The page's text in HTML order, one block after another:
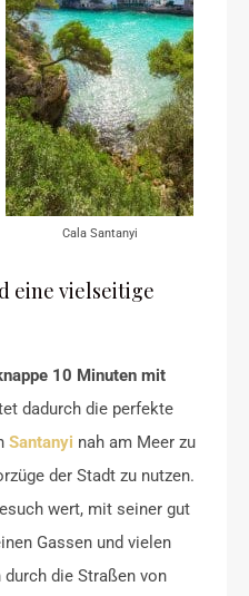
Cala Santanyi
eine vielseitige
10 Minuten mit
dadurch die perfekte
Santanyi nah am Meer zu
der Stadt zu nutzen.
wert, mit seiner gut
Gassen und vielen
die Straßen von